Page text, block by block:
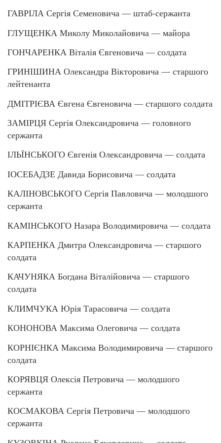
ГАВРІЛА Сергія Семеновича — штаб-сержанта
ГЛУЩЕНКА Миколу Миколайовича — майора
ГОНЧАРЕНКА Віталія Євгеновича — солдата
ГРИНІШИНА Олександра Вікторовича — старшого
лейтенанта
ДМІТРІЄВА Євгена Євгеновича — старшого солдата
ЗАМІРЦЯ Сергія Олександровича — головного
сержанта
ІЛЬЇНСЬКОГО Євгенія Олександровича — солдата
ІОСЕБАДЗЕ Давида Борисовича — солдата
КАЛІНОВСЬКОГО Сергія Павловича — молодшого
сержанта
КАМІНСЬКОГО Назара Володимировича — солдата
КАРПЕНКА Дмитра Олександровича — старшого
солдата
КАЧУНЯКА Богдана Віталійовича — старшого
солдата
КЛИМЧУКА Юрія Тарасовича — солдата
КОНОНОВА Максима Олеговича — солдата
КОРНІЄНКА Максима Володимировича — старшого
солдата
КОРЯВЦЯ Олексія Петровича — молодшого
сержанта
КОСМАКОВА Сергія Петровича — молодшого
сержанта